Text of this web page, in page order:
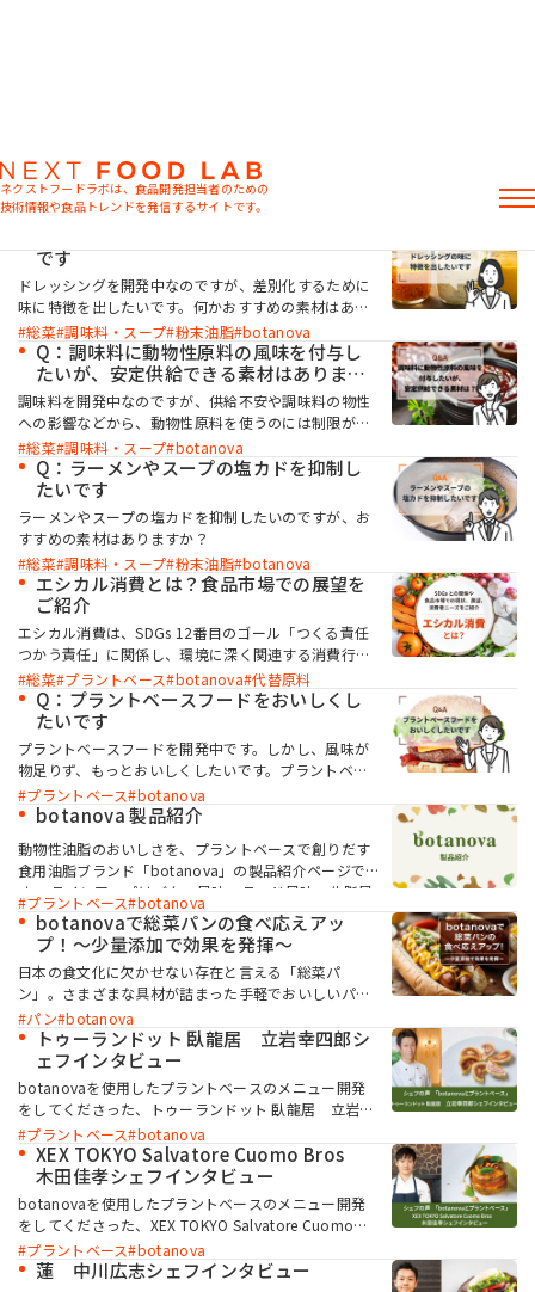
MIYOSHI MIRAI PLATFORM
ミヨシ油脂 コーポレートサイト
ネクストフードラボは、食品開発担当者のための
技術情報や食品トレンドを発信するサイトです。
おすすめキーワード
粉末油脂ラード不足植物性ミルク
お問い合わせ
記事
製品情報
レシピ
イベント・セミナー
ミヨシ油脂の強み
「botanova」の記事一覧
です
ドレッシングを開発中なのですが、差別化するために
味に特徴を出したいです。何かおすすめの素材はあり
ますか？
総菜 調味料・スープ 粉末油脂 botanova
Q：調味料に動物性原料の風味を付与し
たいが、安定供給できる素材はあります
か？
調味料を開発中なのですが、供給不安や調味料の物性
への影響などから、動物性原料を使うのには制限があ
ります。動物性原料のような風味を付与できる素材は
ありますか？
総菜 調味料・スープ botanova
Q：ラーメンやスープの塩カドを抑制し
たいです
ラーメンやスープの塩カドを抑制したいのですが、お
すすめの素材はありますか？
総菜 調味料・スープ 粉末油脂 botanova
エシカル消費とは？食品市場での展望を
ご紹介
エシカル消費は、SDGs 12番目のゴール「つくる責任
つかう責任」に関係し、環境に深く関連する消費行動
のひとつです。 本記事ではそもそも「エシカル」とは
何なのか。また、エシカル消費を意識した企業の取り
組みや社会、消費者からの期待、これからの展望につ
いて解説します。
総菜 プラントベース botanova 代替原料
Q：プラントベースフードをおいしくし
たいです
プラントベースフードを開発中です。しかし、風味が
物足りず、もっとおいしくしたいです。プラントベー
スで使用できる、風味をアップできる素材はあります
か？
プラントベース botanova
botanova 製品紹介
動物性油脂のおいしさを、プラントベースで創りだす
食用油脂ブランド「botanova」の製品紹介ページで
す。 ラインアップはバター風味、ラード風味、牛脂風
味の3種類。製品サンプルのご依頼やカタログのダウン
ロードができます。
プラントベース botanova
botanovaで総菜パンの食べ応えアッ
プ！～少量添加で効果を発揮～
日本の食文化に欠かせない存在と言える「総菜パ
ン」。さまざまな具材が詰まった手軽でおいしいパン
として親しまれており、コンビニエンスストアやベー
カリーには、豊富な種類の総菜パンが並んでいます。
それ故に、商品の開発に取り組んでいる方やこれから
取り組もうと考えている方にとっては、消費者により
求められる商品を開発したいところ。そこで今回の記
事では、“選ばれる総菜パン”となるための新提案をご
紹介します。ぜひ参考にしていただけると幸いです。
パン botanova
トゥーランドット 臥龍居 立岩幸四郎シ
ェフインタビュー
botanovaを使用したプラントベースのメニュー開発
をしてくださった、トゥーランドット 臥龍居 立岩幸
四郎シェフにbotanovaを使った感想や、今後のプラ
ントベース市場についてインタビューしました。
プラントベース botanova
XEX TOKYO Salvatore Cuomo Bros
木田佳孝シェフインタビュー
botanovaを使用したプラントベースのメニュー開発
をしてくださった、XEX TOKYO Salvatore Cuomo
Bros 木田佳孝シェフにbotanovaを使った感想や、
今後のプラントベース市場についてインタビューしま
プラントベース botanova
蓮 中川広志シェフインタビュー